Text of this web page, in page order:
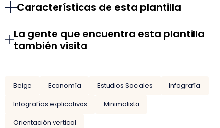
Características de esta plantilla
La gente que encuentra esta plantilla
también visita
Beige Economía Estudios Sociales
Infografía
Infografías explicativas
Minimalista
Orientación vertical